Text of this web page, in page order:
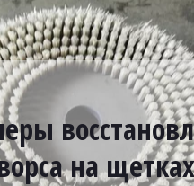
на щетках